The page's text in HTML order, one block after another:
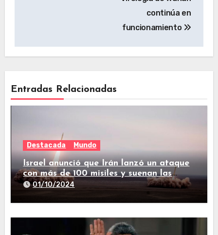
continúa en
funcionamiento
Entradas Relacionadas
Destacada Mundo
Israel anunció que Irán lanzó un ataque
con más de 100 misiles y suenan las
sirenas en todo el país
01/10/2024